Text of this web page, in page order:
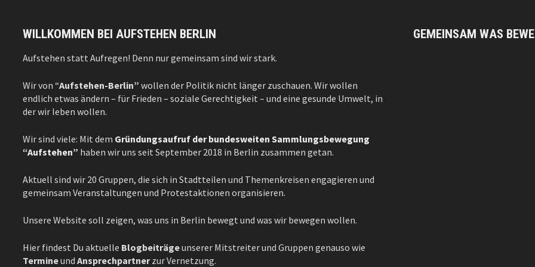
WILLKOMMEN BEI AUFSTEHEN BERLIN
Aufstehen statt Aufregen! Denn nur gemeinsam sind wir stark.
Wir von “Aufstehen-Berlin” wollen der Politik nicht länger zuschauen. Wir wollen
endlich etwas ändern – für Frieden – soziale Gerechtigkeit – und eine gesunde Umwelt, in
der wir leben wollen.
Wir sind viele: Mit dem Gründungsaufruf der bundesweiten Sammlungsbewegung
“Aufstehen” haben wir uns seit September 2018 in Berlin zusammen getan.
Aktuell sind wir 20 Gruppen, die sich in Stadtteilen und Themenkreisen engagieren und
gemeinsam Veranstaltungen und Protestaktionen organisieren.
Unsere Website soll zeigen, was uns in Berlin bewegt und was wir bewegen wollen.
Hier findest Du aktuelle Blogbeiträgeunserer Mitstreiter und Gruppen genauso wie
TermineundAnsprechpartnerzur Vernetzung.
GEMEINSAM WAS